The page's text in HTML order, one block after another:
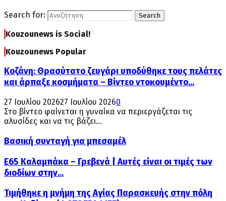
Search for: Search
Kouzounews is Social!
Kouzounews Popular
Κοζάνη: Θρασύτατο ζευγάρι υποδύθηκε τους πελάτες
και άρπαξε κοσμήματα – Βίντεο ντοκουμέντο...
27 Ιουλίου 202627 Ιουλίου 20260
Στο βίντεο φαίνεται η γυναίκα να περιεργάζεται τις
αλυσίδες και να τις βάζει...
Βασική συνταγή για μπεσαμέλ
Ε65 Καλαμπάκα – Γρεβενά | Αυτές είναι οι τιμές των
διοδίων στην...
Τιμήθηκε η μνήμη της Αγίας Παρασκευής στην πόλη